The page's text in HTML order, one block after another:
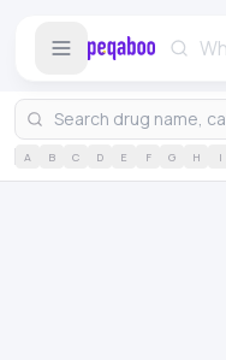
A B C D E F G H I